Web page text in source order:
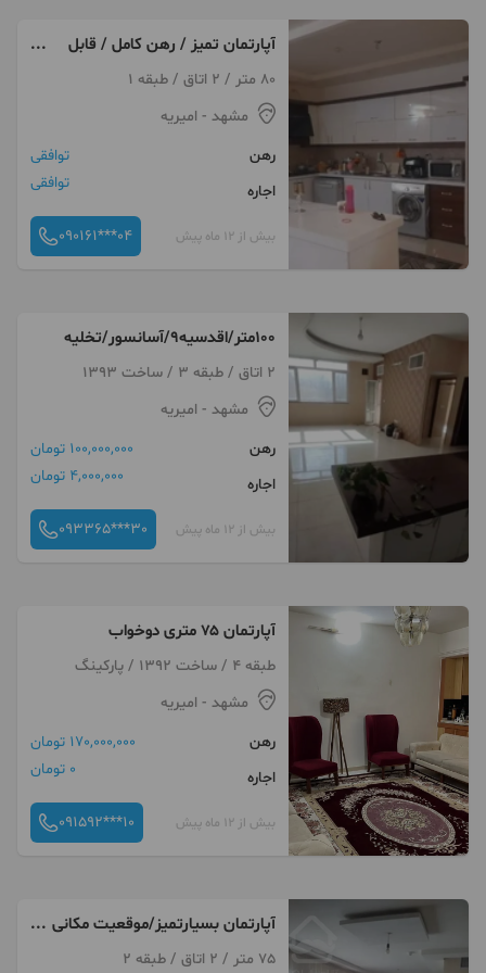
آپارتمان تمیز / رهن کامل / قابل
تبدیل
80 متر / 2 اتاق / طبقه 1
مشهد - امیریه
رهن
توافقی
اجاره
توافقی
بیش از 12 ماه پیش 090161***04
۱۰۰متر/اقدسیه۹/آسانسور/تخلیه
2 اتاق / طبقه 3 / ساخت 1393
مشهد - امیریه
رهن
100,000,000 تومان
اجاره
4,000,000 تومان
بیش از 12 ماه پیش 093365***30
آپارتمان ۷۵ متری دوخواب
طبقه 4 / ساخت 1392 / پارکینگ
مشهد - امیریه
رهن
170,000,000 تومان
اجاره
0 تومان
بیش از 12 ماه پیش 091592***10
آپارتمان بسیارتمیز/موقعیت مکانی
/تخلیه
75 متر / 2 اتاق / طبقه 2